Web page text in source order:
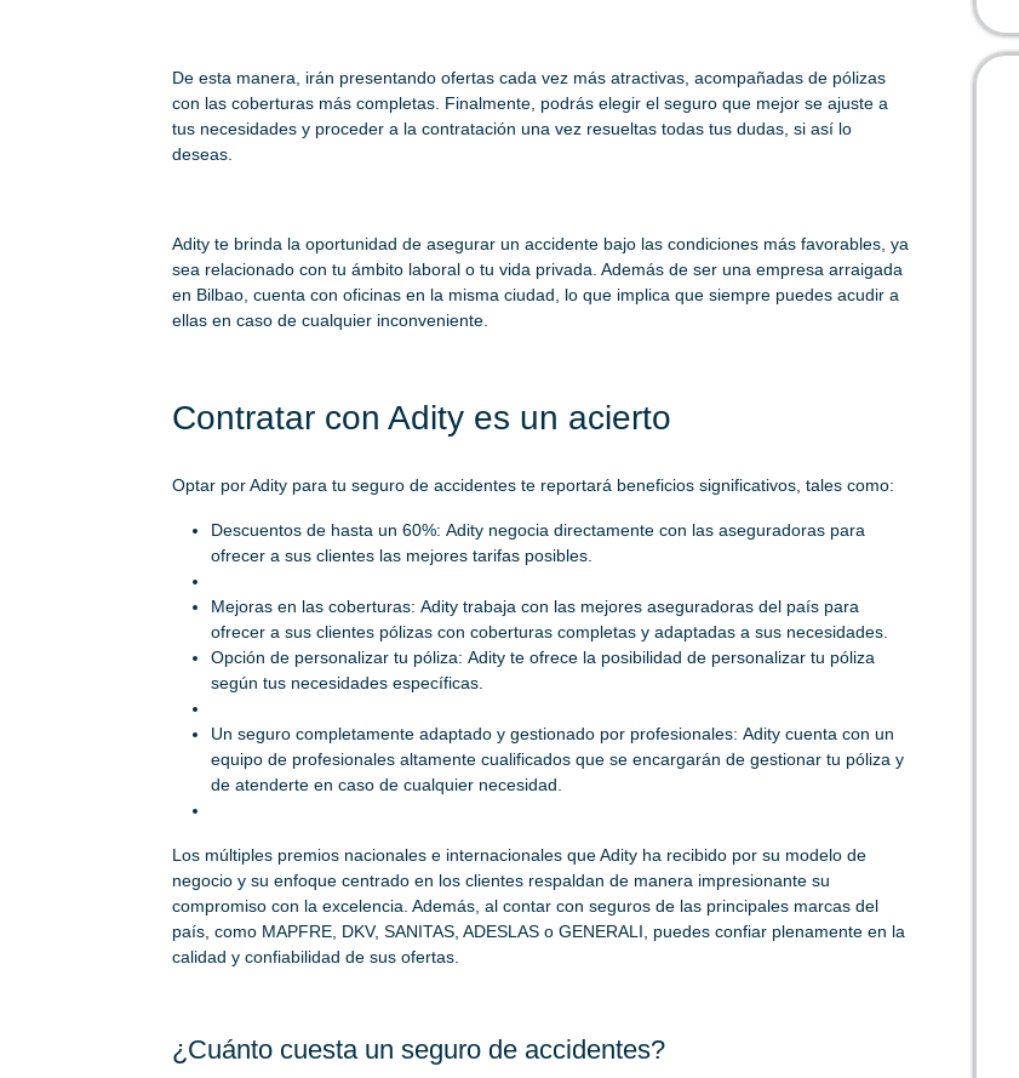
De esta manera, irán presentando ofertas cada vez más atractivas, acompañadas de pólizas
con las coberturas más completas. Finalmente, podrás elegir el seguro que mejor se ajuste a
tus necesidades y proceder a la contratación una vez resueltas todas tus dudas, si así lo
deseas.
Adity te brinda la oportunidad de asegurar un accidente bajo las condiciones más favorables, ya
sea relacionado con tu ámbito laboral o tu vida privada. Además de ser una empresa arraigada
en Bilbao, cuenta con oficinas en la misma ciudad, lo que implica que siempre puedes acudir a
ellas en caso de cualquier inconveniente.
Contratar con Adity es un acierto
Optar por Adity para tu seguro de accidentes te reportará beneficios significativos, tales como:
Descuentos de hasta un 60%: Adity negocia directamente con las aseguradoras para
ofrecer a sus clientes las mejores tarifas posibles.
Mejoras en las coberturas: Adity trabaja con las mejores aseguradoras del país para
ofrecer a sus clientes pólizas con coberturas completas y adaptadas a sus necesidades.
Opción de personalizar tu póliza: Adity te ofrece la posibilidad de personalizar tu póliza
según tus necesidades específicas.
Un seguro completamente adaptado y gestionado por profesionales: Adity cuenta con un
equipo de profesionales altamente cualificados que se encargarán de gestionar tu póliza y
de atenderte en caso de cualquier necesidad.
Los múltiples premios nacionales e internacionales que Adity ha recibido por su modelo de
negocio y su enfoque centrado en los clientes respaldan de manera impresionante su
compromiso con la excelencia. Además, al contar con seguros de las principales marcas del
país, como MAPFRE, DKV, SANITAS, ADESLAS o GENERALI, puedes confiar plenamente en la
calidad y confiabilidad de sus ofertas.
¿Cuánto cuesta un seguro de accidentes?